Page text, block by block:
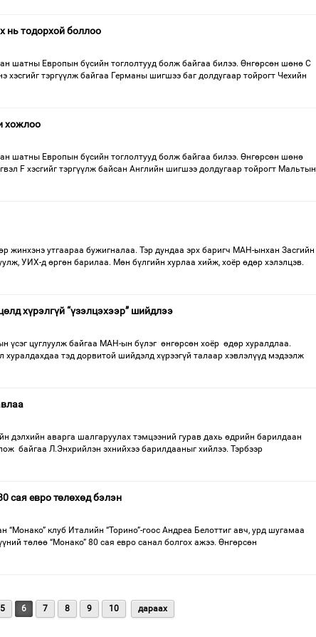
нь тодорхой боллоо
шатны Европын бүсийн тоглолтууд болж байгаа билээ. Өнгөрсөн шөнө С
хэсгийг тэргүүлж байгаа Германы шигшээ баг долдугаар тойрогт Чехийн
хожлоо
шатны Европын бүсийн тоглолтууд болж байгаа билээ. Өнгөрсөн шөнө
F хэсгийг тэргүүлж байсан Английн шигшээ долдугаар тойрогт Мальтын
жинхэнэ утгаараа бужигналаа. Тэр дундаа эрх баригч МАН-ынхан Засгийн
УИХ-д өргөн барилаа. Мөн бүлгийн хурлаа хийж, хоёр өдөр хэлэлцэв.
хүрэлгүй “үзэлцэхээр” шийдлээ
үсэг цуглуулж байгаа МАН-ын бүлэг өнгөрсөн хоёр өдөр хуралдлаа.
тэд дорвитой шийдэлд хүрээгүй талаар хэвлэлүүд мэдээлж
дэлхийн аварга шалгаруулах тэмцээний гурав дахь өдрийн барилдаан
байгаа Л.Энхрийлэн эхнийхээ барилдааныг хийлээ. Тэрбээр
сая евро төлөхөд бэлэн
“Монако” клуб Италийн “Торино”-гоос Андреа Белоттиг авч, урд шугамаа
төлөө “Монако” 80 сая евро санал болгох ажээ. Өнгөрсөн
5 6 7 8 9 10 дараах